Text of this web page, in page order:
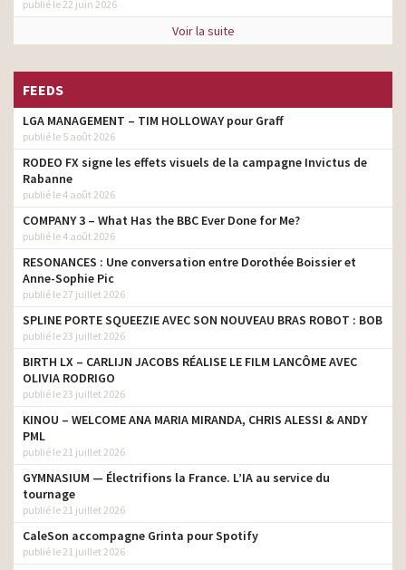
publié le 22 juin 2026
Voir la suite
FEEDS
LGA MANAGEMENT – TIM HOLLOWAY pour Graff
publié le 5 août 2026
RODEO FX signe les effets visuels de la campagne Invictus de
Rabanne
publié le 4 août 2026
COMPANY 3 – What Has the BBC Ever Done for Me?
publié le 4 août 2026
RESONANCES : Une conversation entre Dorothée Boissier et
Anne-Sophie Pic
publié le 27 juillet 2026
SPLINE PORTE SQUEEZIE AVEC SON NOUVEAU BRAS ROBOT : BOB
publié le 23 juillet 2026
BIRTH LX – CARLIJN JACOBS RÉALISE LE FILM LANCÔME AVEC
OLIVIA RODRIGO
publié le 23 juillet 2026
KINOU – WELCOME ANA MARIA MIRANDA, CHRIS ALESSI & ANDY
PML
publié le 21 juillet 2026
GYMNASIUM — Électrifions la France. L’IA au service du
tournage
publié le 21 juillet 2026
CaleSon accompagne Grinta pour Spotify
publié le 21 juillet 2026